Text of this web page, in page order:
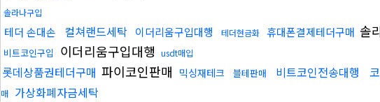
솔라나구입
테더 손대손 컬쳐랜드세탁 이더리움구입대행 테더현금화 휴대폰결제테더구매 솔
비트코인구입 이더리움구입대행 usdt매입
롯데상품권테더구매 파이코인판매 믹싱재테크 블테판매 비트코인전송대행
매 가상화폐자금세탁